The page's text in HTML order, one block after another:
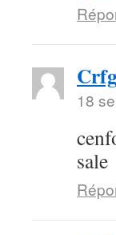
18
sale